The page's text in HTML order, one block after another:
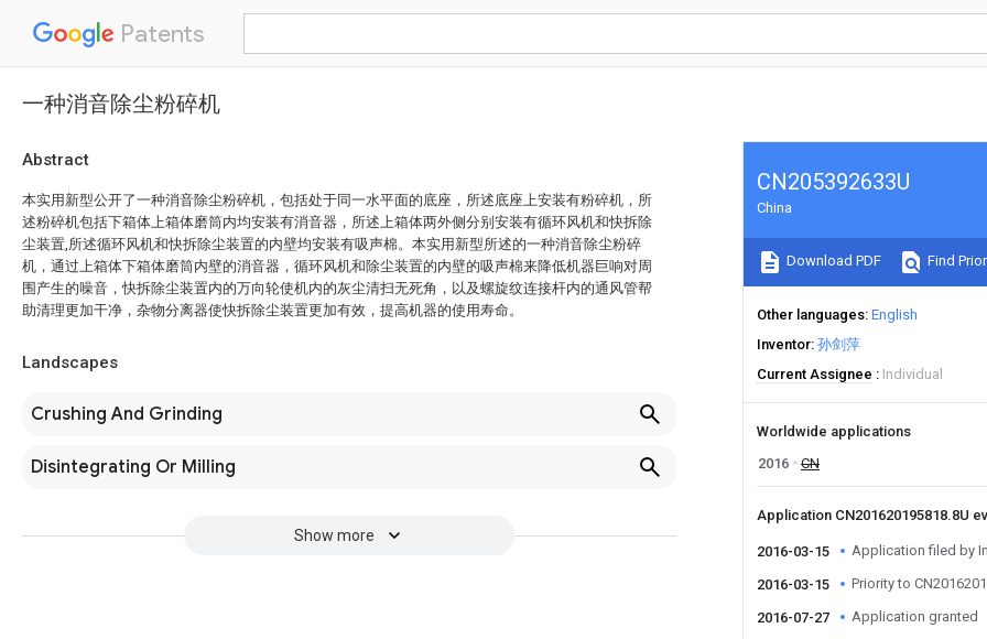
Patents
一种消音除尘粉碎机
Abstract
本实用新型公开了一种消音除尘粉碎机，包括处于同一水平面的底座，所述底座上安装有粉碎机，所
述粉碎机包括下箱体上箱体磨筒内均安装有消音器，所述上箱体两外侧分别安装有循环风机和快拆除
尘装置,所述循环风机和快拆除尘装置的内壁均安装有吸声棉。本实用新型所述的一种消音除尘粉碎
机，通过上箱体下箱体磨筒内壁的消音器，循环风机和除尘装置的内壁的吸声棉来降低机器巨响对周
围产生的噪音，快拆除尘装置内的万向轮使机内的灰尘清扫无死角，以及螺旋纹连接杆内的通风管帮
助清理更加干净，杂物分离器使快拆除尘装置更加有效，提高机器的使用寿命。
Landscapes
Crushing And Grinding
Disintegrating Or Milling
Show more
CN205392633U
China
Download PDF Find
Other languages English
Inventor 孙剑萍
Current Assignee
Individual
Worldwide applications
2016
CN
Application CN201620195818.8U
2016-03-15 Application filed by
2016-03-15 Priority to
2016-07-27 Application granted